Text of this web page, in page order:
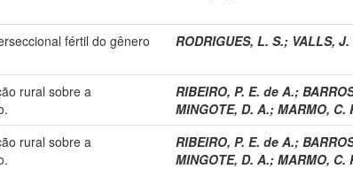
fértil do gênero
RODRIGUES, L. S.; VALLS, J.
rural sobre a
RIBEIRO, P. E. de A.;
MINGOTE, D. A.; MARMO, C.
rural sobre a
RIBEIRO, P. E. de A.;
MINGOTE, D. A.; MARMO, C.